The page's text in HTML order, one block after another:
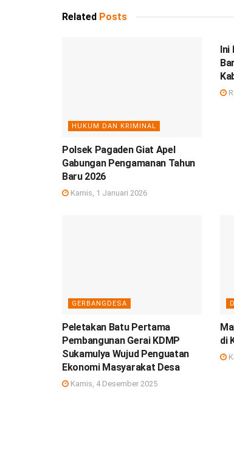
Related Posts
HUKUM DAN KRIMINAL
Polsek Pagaden Giat Apel
Gabungan Pengamanan Tahun
Baru 2026
Kamis, 1 Januari 2026
GERBANGDESA
Peletakan Batu Pertama
Pembangunan Gerai KDMP
Sukamulya Wujud Penguatan
Ekonomi Masyarakat Desa
Kamis, 4 Desember 2025
di